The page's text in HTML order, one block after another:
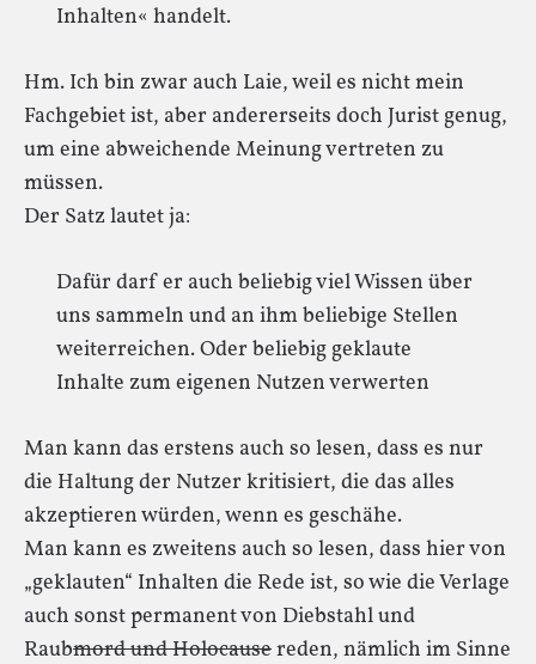
Inhalten« handelt.
Hm. Ich bin zwar auch Laie, weil es nicht mein
Fachgebiet ist, aber andererseits doch Jurist genug,
um eine abweichende Meinung vertreten zu
müssen.
Der Satz lautet ja:
Dafür darf er auch beliebig viel Wissen über
uns sammeln und an ihm beliebige Stellen
weiterreichen. Oder beliebig geklaute
Inhalte zum eigenen Nutzen verwerten
Man kann das erstens auch so lesen, dass es nur
die Haltung der Nutzer kritisiert, die das alles
akzeptieren würden, wenn es geschähe.
Man kann es zweitens auch so lesen, dass hier von
„geklauten“ Inhalten die Rede ist, so wie die Verlage
auch sonst permanent von Diebstahl und
Raubmord und Holocausereden, nämlich im Sinne